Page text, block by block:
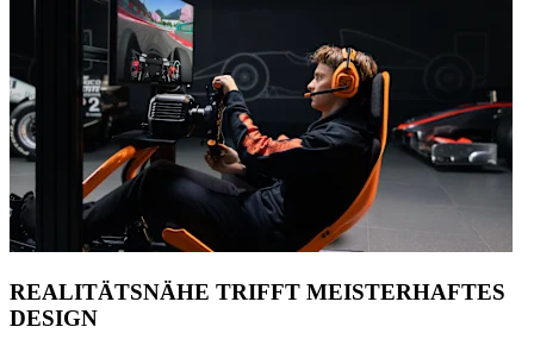
REALITÄTSNÄHE TRIFFT MEISTERHAFTES
DESIGN